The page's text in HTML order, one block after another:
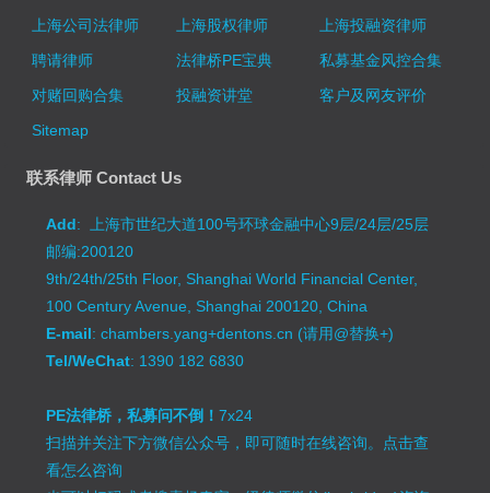
上海公司法律师
上海股权律师
上海投融资律师
聘请律师
法律桥PE宝典
私募基金风控合集
对赌回购合集
投融资讲堂
客户及网友评价
Sitemap
联系律师 Contact Us
Add: 上海市世纪大道100号环球金融中心9层/24层/25层
邮编:200120
9th/24th/25th Floor, Shanghai World Financial Center,
100 Century Avenue, Shanghai 200120, China
E-mail: chambers.yang+dentons.cn (请用@替换+)
Tel/WeChat: 1390 182 6830
PE法律桥，私募问不倒！7x24
扫描并关注下方微信公众号，即可随时在线咨询。 点击查
看怎么咨询